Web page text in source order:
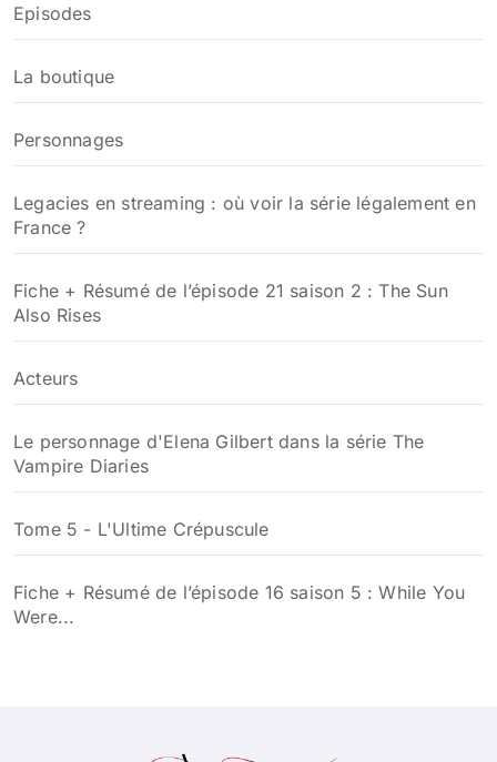
Episodes
La boutique
Personnages
Legacies en streaming : où voir la série légalement en
France ?
Fiche + Résumé de l’épisode 21 saison 2 : The Sun
Also Rises
Acteurs
Le personnage d'Elena Gilbert dans la série The
Vampire Diaries
Tome 5 - L'Ultime Crépuscule
Fiche + Résumé de l’épisode 16 saison 5 : While You
Were...